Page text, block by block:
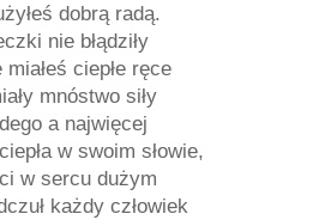
dobrą radą.
nie błądziły
ciepłe ręce
mnóstwo siły
a najwięcej
w swoim słowie,
w sercu dużym
każdy człowiek